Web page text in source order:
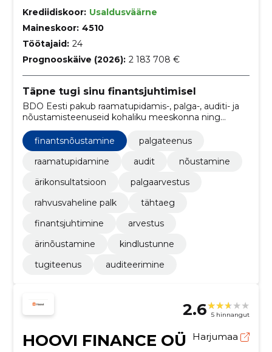
Krediidiskoor: Usaldusväärne
Maineskoor: 4510
Töötajaid: 24
Prognooskäive (2026): 2 183 708 €
Täpne tugi sinu finantsjuhtimisel
BDO Eesti pakub raamatupidamis-, palga-, auditi- ja
nõustamisteenuseid kohaliku meeskonna ning
rahvusvahelise võrgustiku toel. Aitame hoida töö
sujuva, korrektse ja nõuetele vastavana.
finantsnõustamine
palgateenus
raamatupidamine
audit
nõustamine
ärikonsultatsioon
palgaarvestus
rahvusvaheline palk
tähtaeg
finantsjuhtimine
arvestus
ärinõustamine
kindlustunne
tugiteenus
auditeerimine
2.6 5 hinnangut
HOOVI FINANCE OÜ Harjumaa